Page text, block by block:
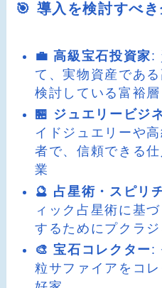
🎯 導入を検討すべ
💼 高級宝石投資家:
て、実物資産であ
検討している富裕層
🏪 ジュエリービジ
イドジュエリーや
者で、信頼できる
業
🔮 占星術・スピリ
ィック占星術に基
するためにプクラ
🎨 宝石コレクター:
粒サファイアをコ